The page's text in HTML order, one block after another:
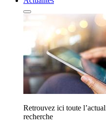
Retrouvez ici toute
recherche